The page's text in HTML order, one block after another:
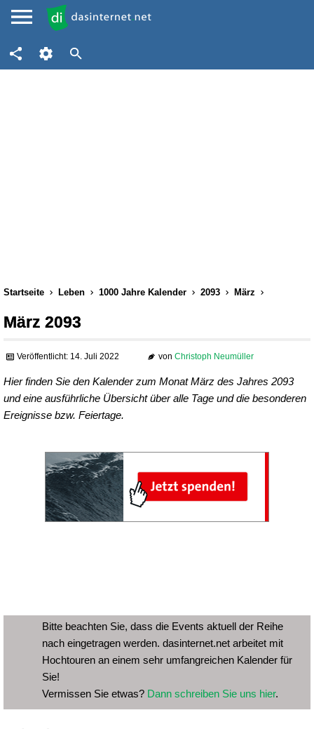
Startseite Leben 1000 Jahre Kalender 2093 März
März 2093
Veröffentlicht: 14. Juli 2022 von Christoph Neumüller
Hier finden Sie den Kalender zum Monat März des Jahres 2093
und eine ausführliche Übersicht über alle Tage und die besonderen
Ereignisse bzw. Feiertage.
Bitte beachten Sie, dass die Events aktuell der Reihe
nach eingetragen werden. dasinternet.net arbeitet mit
Hochtouren an einem sehr umfangreichen Kalender für
Sie!
Vermissen Sie etwas? Dann schreiben Sie uns hier.